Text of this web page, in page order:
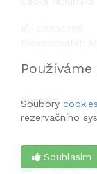
Kontakt
info@majka-
Soubory cookies
rezervačního
Souhlasím